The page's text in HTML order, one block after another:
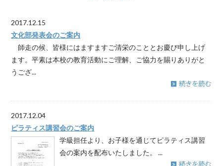
2017.12.15
文化部発表会のご案内
師走の候、皆様にはますますご清栄のこととお慶び申し上げ
ます。平素は本校の教育活動にご理解、ご協力を賜りありがと
うござ...
2017.12.04
ピラティス講習会のご案内
学級担任より、お子様を通じてピラティス講習
会の案内を配布いたしました。 ...